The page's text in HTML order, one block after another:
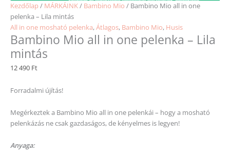
Kezdőlap / MÁRKÁINK/ Bambino Mio / Bambino Mio all in one
pelenka – Lila mintás
All in one mosható pelenka,Átlagos, Bambino Mio, Husis
Bambino Mio all in one pelenka – Lila
mintás
12 490 Ft
Forradalmi újítás!
Megérkeztek a Bambino Mio all in one pelenkái – hogy a mosható
pelenkázás ne csak gazdaságos, de kényelmes is legyen!
Anyaga: